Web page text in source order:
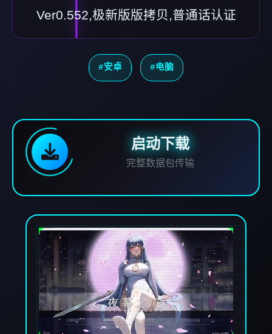
Ver0.552,极新版版拷贝,普通话认证
#安卓 #电脑
启动下载
完整数据包传输